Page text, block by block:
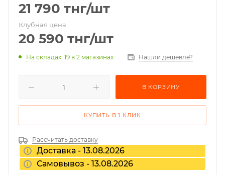
21 790 тнг/шт
Клубная цена
20 590 тнг/шт
На складах: 19 в 2 магазинах Нашли дешевле?
В КОРЗИНУ
КУПИТЬ В 1 КЛИК
Рассчитать доставку
Доставка - 13.08.2026
Самовывоз - 13.08.2026